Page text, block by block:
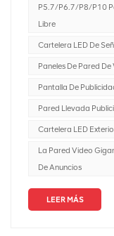
industria es el
es exactamente?
de la publicidad
programática, lo
dirigido, basado
LED. A
programático en
pantallas
menudo en
centros de
P5.7/P6.7/P8/P10
Libre
Cartelera LED De
Paneles De Pared
Pantalla De
Pared Llevada
Cartelera LED
La Pared Video
De Anuncios
LEER MÁS